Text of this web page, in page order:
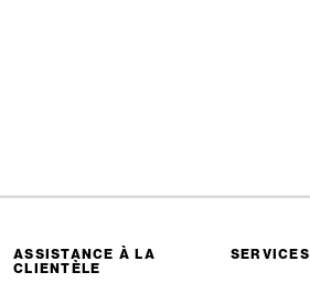
ASSISTANCE À LA
CLIENTÈLE
SERVICES